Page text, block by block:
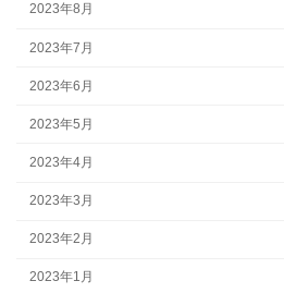
2023年8月
2023年7月
2023年6月
2023年5月
2023年4月
2023年3月
2023年2月
2023年1月